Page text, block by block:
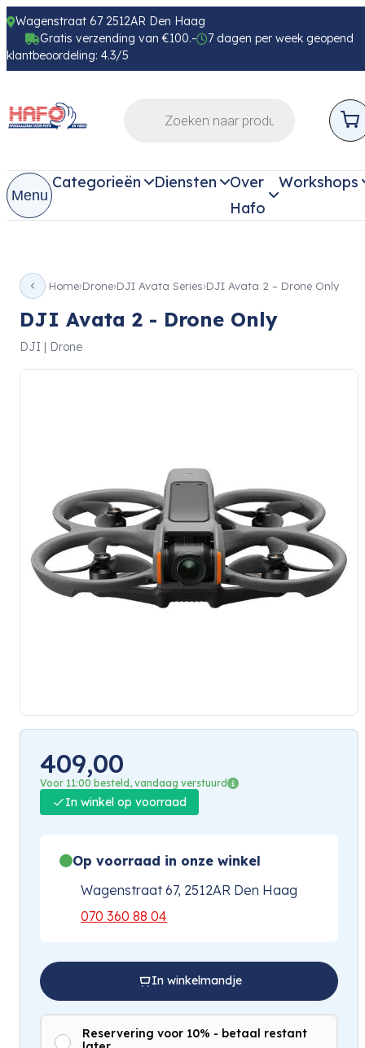
Wagenstraat 67 2512AR Den Haag
Gratis verzending van €100.-
7 dagen per week geopend
klantbeoordeling: 4.3/5
Menu
Categorieën Diensten
Over
Hafo
Workshops
Home Drone DJI Avata Series DJI Avata 2 – Drone Only
DJI Avata 2 - Drone Only
DJI | Drone
409,00
Voor 11:00 besteld, vandaag verstuurd
In winkel op voorraad
Op voorraad in onze winkel
Wagenstraat 67, 2512AR Den Haag
070 360 88 04
In winkelmandje
Reservering voor 10% - betaal restant